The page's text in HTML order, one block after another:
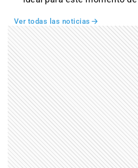
Ver todas las noticias